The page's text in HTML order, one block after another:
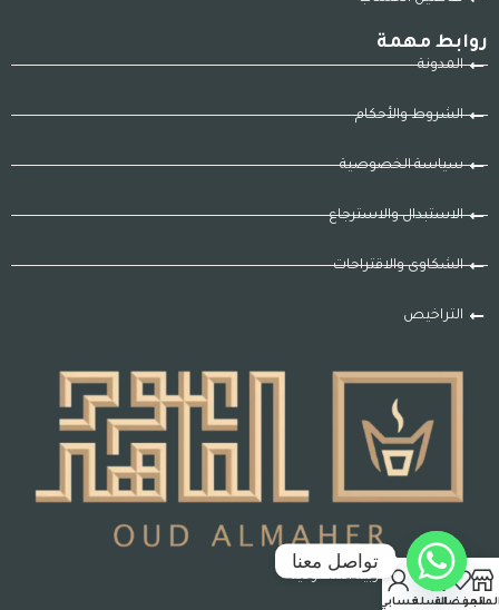
روابط مهمة
المدونة
الشروط والأحكام
سياسة الخصوصية
الاستبدال والاسترجاع
الشكاوى والاقتراحات
التراخيص
جدة – المملكة العربية السعودية
المفضلةالسلةحسابي
تواصل معنا